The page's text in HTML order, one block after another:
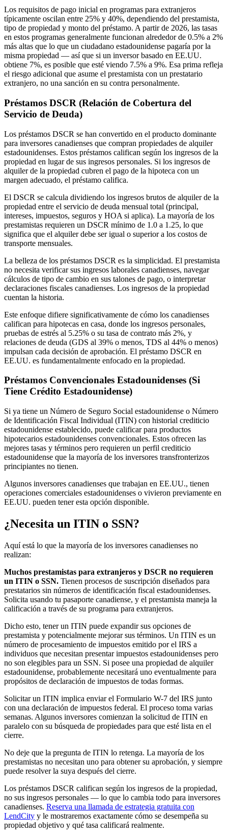
Los requisitos de pago inicial en programas para extranjeros
típicamente oscilan entre 25% y 40%, dependiendo del prestamista,
tipo de propiedad y monto del préstamo. A partir de 2026, las tasas
en estos programas generalmente funcionan alrededor de 0.5% a 2%
más altas que lo que un ciudadano estadounidense pagaría por la
misma propiedad — así que si un inversor basado en EE.UU.
obtiene 7%, es posible que esté viendo 7.5% a 9%. Esa prima refleja
el riesgo adicional que asume el prestamista con un prestatario
extranjero, no una sanción en su contra personalmente.
Préstamos DSCR (Relación de Cobertura del
Servicio de Deuda)
Los préstamos DSCR se han convertido en el producto dominante
para inversores canadienses que compran propiedades de alquiler
estadounidenses. Estos préstamos califican según los ingresos de la
propiedad en lugar de sus ingresos personales. Si los ingresos de
alquiler de la propiedad cubren el pago de la hipoteca con un
margen adecuado, el préstamo califica.
El DSCR se calcula dividiendo los ingresos brutos de alquiler de la
propiedad entre el servicio de deuda mensual total (principal,
intereses, impuestos, seguros y HOA si aplica). La mayoría de los
prestamistas requieren un DSCR mínimo de 1.0 a 1.25, lo que
significa que el alquiler debe ser igual o superior a los costos de
transporte mensuales.
La belleza de los préstamos DSCR es la simplicidad. El prestamista
no necesita verificar sus ingresos laborales canadienses, navegar
cálculos de tipo de cambio en sus talones de pago, o interpretar
declaraciones fiscales canadienses. Los ingresos de la propiedad
cuentan la historia.
Este enfoque difiere significativamente de cómo los canadienses
califican para hipotecas en casa, donde los ingresos personales,
pruebas de estrés al 5.25% o su tasa de contrato más 2%, y
relaciones de deuda (GDS al 39% o menos, TDS al 44% o menos)
impulsan cada decisión de aprobación. El préstamo DSCR en
EE.UU. es fundamentalmente enfocado en la propiedad.
Préstamos Convencionales Estadounidenses (Si
Tiene Crédito Estadounidense)
Si ya tiene un Número de Seguro Social estadounidense o Número
de Identificación Fiscal Individual (ITIN) con historial crediticio
estadounidense establecido, puede calificar para productos
hipotecarios estadounidenses convencionales. Estos ofrecen las
mejores tasas y términos pero requieren un perfil crediticio
estadounidense que la mayoría de los inversores transfronterizos
principiantes no tienen.
Algunos inversores canadienses que trabajan en EE.UU., tienen
operaciones comerciales estadounidenses o vivieron previamente en
EE.UU. pueden tener esta opción disponible.
¿Necesita un ITIN o SSN?
Aquí está lo que la mayoría de los inversores canadienses no
realizan:
Muchos prestamistas para extranjeros y DSCR no requieren
un ITIN o SSN. Tienen procesos de suscripción diseñados para
prestatarios sin números de identificación fiscal estadounidenses.
Solicita usando tu pasaporte canadiense, y el prestamista maneja la
calificación a través de su programa para extranjeros.
Dicho esto, tener un ITIN puede expandir sus opciones de
prestamista y potencialmente mejorar sus términos. Un ITIN es un
número de procesamiento de impuestos emitido por el IRS a
individuos que necesitan presentar impuestos estadounidenses pero
no son elegibles para un SSN. Si posee una propiedad de alquiler
estadounidense, probablemente necesitará uno eventualmente para
propósitos de declaración de impuestos de todas formas.
Solicitar un ITIN implica enviar el Formulario W-7 del IRS junto
con una declaración de impuestos federal. El proceso toma varias
semanas. Algunos inversores comienzan la solicitud de ITIN en
paralelo con su búsqueda de propiedades para que esté lista en el
cierre.
No deje que la pregunta de ITIN lo retenga. La mayoría de los
prestamistas no necesitan uno para obtener su aprobación, y siempre
puede resolver la suya después del cierre.
Los préstamos DSCR califican según los ingresos de la propiedad,
no sus ingresos personales — lo que lo cambia todo para inversores
canadienses. Reserva una llamada de estrategia gratuita con
LendCity y le mostraremos exactamente cómo se desempeña su
propiedad objetivo y qué tasa calificará realmente.